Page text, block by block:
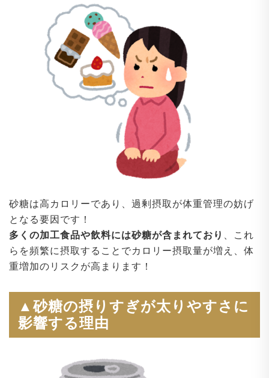
砂糖は高カロリーであり、過剰摂取が体重管理の妨げ
となる要因です！
多くの加工食品や飲料には砂糖が含まれており
、これ
らを頻繁に摂取することでカロリー摂取量が増え、体
重増加のリスクが高まります！
▲砂糖の摂りすぎが太りやすさに
影響する理由